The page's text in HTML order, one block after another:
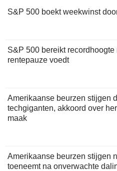
S&P 500 boekt weekwinst
S&P 500 bereikt
rentepauze voedt
Amerikaanse beurzen stijgen
techgiganten, akkoord over
maak
Amerikaanse beurzen stijgen
toeneemt na onverwachte